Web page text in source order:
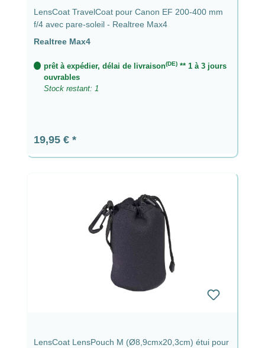
LensCoat TravelCoat pour Canon EF 200-400 mm
f/4 avec pare-soleil - Realtree Max4
Realtree Max4
prêt à expédier, délai de livraison(DE)** 1 à 3 jours
ouvrables
Stock restant: 1
Prix régulier :
19,95 €
LensCoat LensPouch M (Ø8,9cmx20,3cm) étui pour